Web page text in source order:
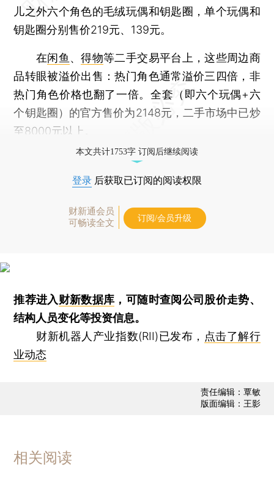
儿之外六个角色的毛绒玩偶和钥匙圈，单个玩偶和
钥匙圈分别售价219元、139元。
在闲鱼 、得物等二手交易平台上，这些周边商
品转眼被溢价出售：热门角色通常溢价三四倍，非
热门角色价格也翻了一倍。全套（即六个玩偶+六
个钥匙圈）的官方售价为2148元，二手市场中已炒
至8000元以上。
本文共计1753字 订阅后继续阅读
登录 后获取已订阅的阅读权限
财新通会员
可畅读全文
订阅/会员升级
推荐进入财新数据库 ，可随时查阅公司股价走势、
结构人员变化等投资信息。
财新机器人产业指数(RII)已发布， 点击了解行
业动态
责任编辑：覃敏
版面编辑：王影
相关阅读